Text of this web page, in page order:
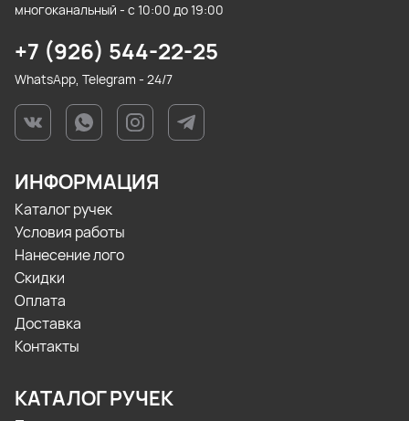
многоканальный - с 10:00 до 19:00
+7 (926) 544-22-25
WhatsApp, Telegram - 24/7
ИНФОРМАЦИЯ
Каталог ручек
Условия работы
Нанесение лого
Скидки
Оплата
Доставка
Контакты
КАТАЛОГ РУЧЕК